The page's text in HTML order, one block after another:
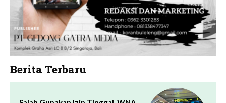
Berita Terbaru